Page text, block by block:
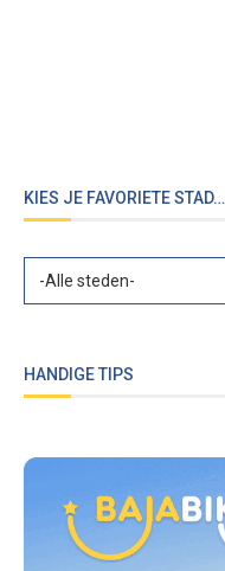
KIES JE FAVORIETE STAD…
HANDIGE TIPS